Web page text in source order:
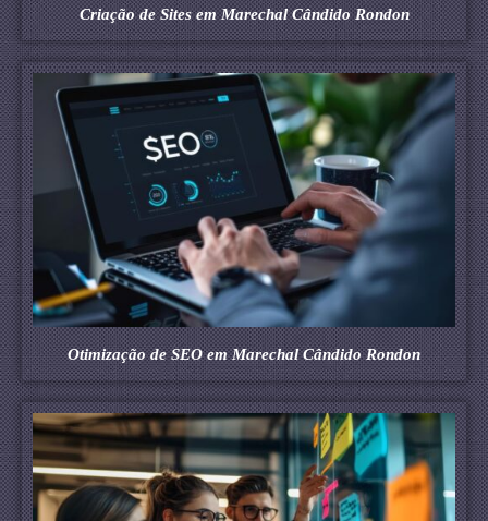
Criação de Sites em Marechal Cândido Rondon
Otimização de SEO em Marechal Cândido Rondon